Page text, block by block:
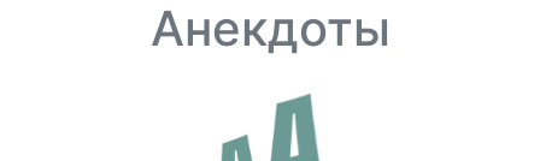
Анекдоты